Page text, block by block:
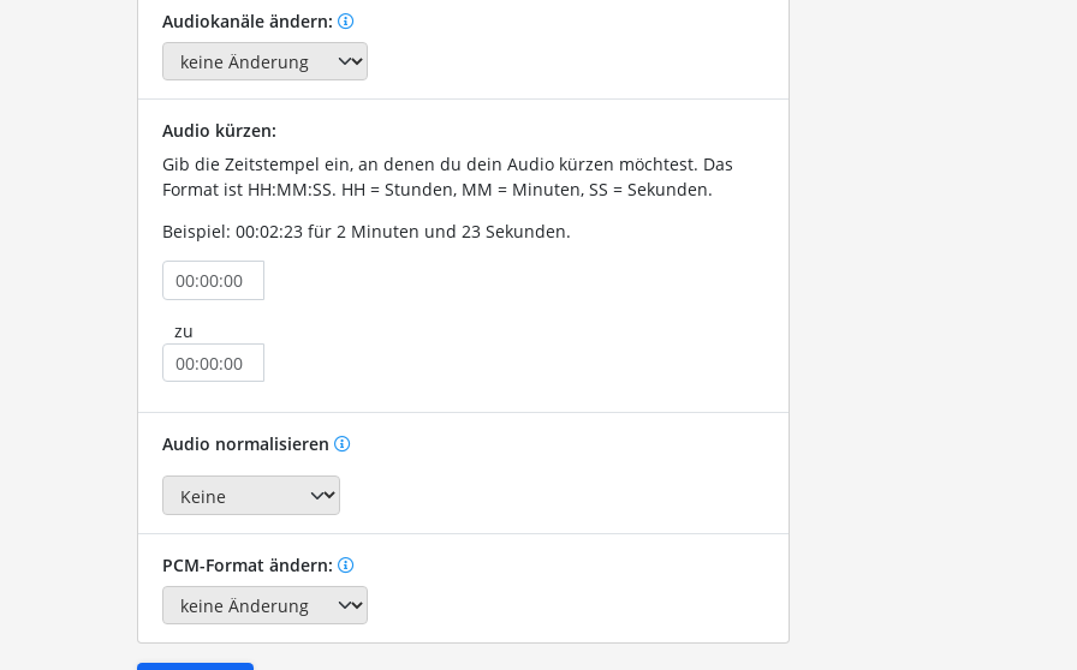
Audiokanäle ändern:
Audio kürzen:
Gib die Zeitstempel ein, an denen du dein Audio kürzen möchtest. Das
Format ist HH:MM:SS. HH = Stunden, MM = Minuten, SS = Sekunden.
Beispiel: 00:02:23 für 2 Minuten und 23 Sekunden.
zu
Audio normalisieren
PCM-Format ändern: